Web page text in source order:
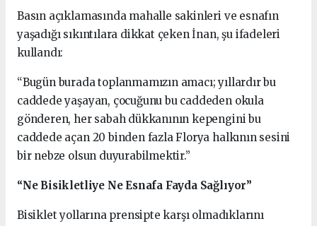
Basın açıklamasında mahalle sakinleri ve esnafın
yaşadığı sıkıntılara dikkat çeken İnan, şu ifadeleri
kullandı:
“Bugün burada toplanmamızın amacı; yıllardır bu
caddede yaşayan, çocuğunu bu caddeden okula
gönderen, her sabah dükkanının kepengini bu
caddede açan 20 binden fazla Florya halkının sesini
bir nebze olsun duyurabilmektir.”
“Ne Bisikletliye Ne Esnafa Fayda Sağlıyor”
Bisiklet yollarına prensipte karşı olmadıklarını